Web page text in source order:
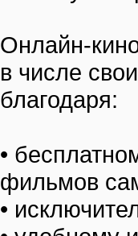
Онлайн-
в числе
благодаря:
•
фильмов
•